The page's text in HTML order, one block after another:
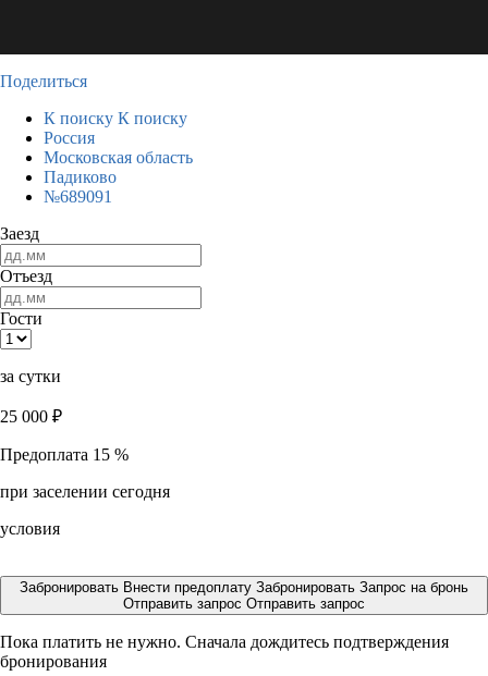
Поделиться
К поиску К поиску
Россия
Московская область
Падиково
№689091
Заезд
Отъезд
Гости
за сутки
25 000 ₽
Предоплата 15 %
при заселении сегодня
условия
Забронировать Внести предоплату Забронировать Запрос на бронь
Отправить запрос Отправить запрос
Пока платить не нужно. Сначала дождитесь подтверждения
бронирования